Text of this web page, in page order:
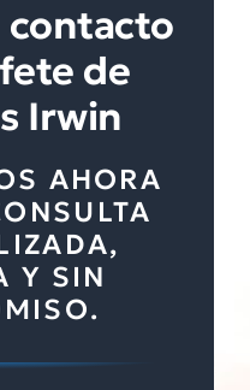
contacto
de
Irwin
AHORA
Y SIN